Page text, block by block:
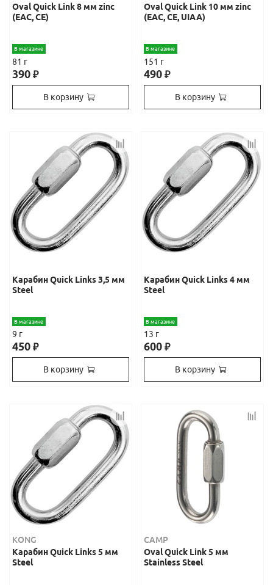
Oval Quick Link 8 мм zinc
(ЕАС, СЕ)
В магазине
81 г
390₽
В корзину
Oval Quick Link 10 мм zinc
(ЕАС, СЕ, UIAA)
В магазине
151 г
490₽
В корзину
Карабин Quick Links 3,5 мм
Steel
В магазине
9 г
450₽
В корзину
Карабин Quick Links 4 мм
Steel
В магазине
13 г
600₽
В корзину
KONG
Карабин Quick Links 5 мм
Steel
CAMP
Oval Quick Link 5 мм
Stainless Steel